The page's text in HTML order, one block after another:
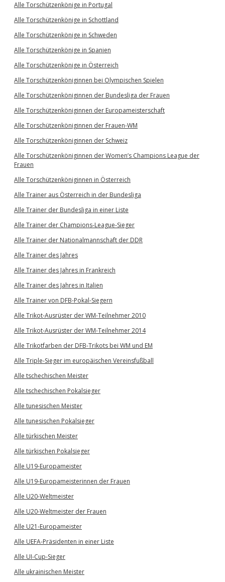
Alle Torschützenkönige in Portugal
Alle Torschützenkönige in Schottland
Alle Torschützenkönige in Schweden
Alle Torschützenkönige in Spanien
Alle Torschützenkönige in Österreich
Alle Torschützenköniginnen bei Olympischen Spielen
Alle Torschützenköniginnen der Bundesliga der Frauen
Alle Torschützenköniginnen der Europameisterschaft
Alle Torschützenköniginnen der Frauen-WM
Alle Torschützenköniginnen der Schweiz
Alle Torschützenköniginnen der Women’s Champions League der
Frauen
Alle Torschützenköniginnen in Österreich
Alle Trainer aus Österreich in der Bundesliga
Alle Trainer der Bundesliga in einer Liste
Alle Trainer der Champions-League-Sieger
Alle Trainer der Nationalmannschaft der DDR
Alle Trainer des Jahres
Alle Trainer des Jahres in Frankreich
Alle Trainer des Jahres in Italien
Alle Trainer von DFB-Pokal-Siegern
Alle Trikot-Ausrüster der WM-Teilnehmer 2010
Alle Trikot-Ausrüster der WM-Teilnehmer 2014
Alle Trikotfarben der DFB-Trikots bei WM und EM
Alle Triple-Sieger im europäischen Vereinsfußball
Alle tschechischen Meister
Alle tschechischen Pokalsieger
Alle tunesischen Meister
Alle tunesischen Pokalsieger
Alle türkischen Meister
Alle türkischen Pokalsieger
Alle U19-Europameister
Alle U19-Europameisterinnen der Frauen
Alle U20-Weltmeister
Alle U20-Weltmeister der Frauen
Alle U21-Europameister
Alle UEFA-Präsidenten in einer Liste
Alle UI-Cup-Sieger
Alle ukrainischen Meister